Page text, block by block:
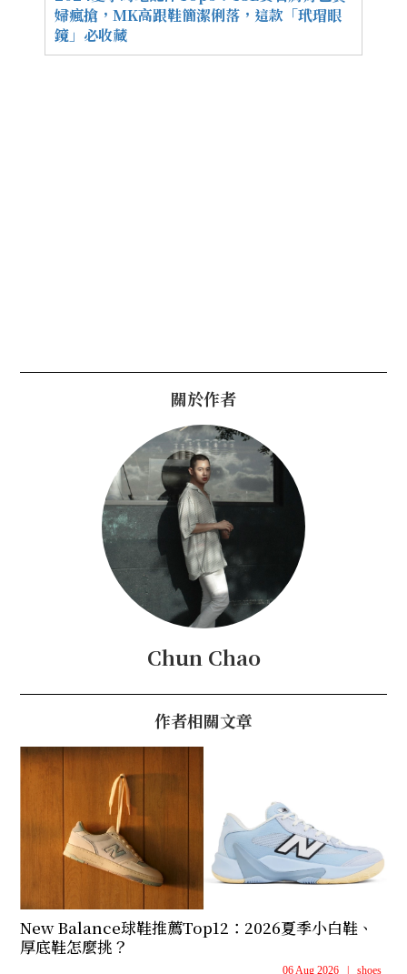
婦瘋搶，MK高跟鞋簡潔俐落，這款「玳瑁眼
鏡」必收藏
關於作者
Chun Chao
作者相關文章
New Balance球鞋推薦Top12：2026夏季小白鞋、
厚底鞋怎麼挑？
06 Aug 2026 shoes